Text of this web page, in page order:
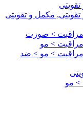
مکمل و تقویتی
> صورت
> مو
> مو > ضد
> مو